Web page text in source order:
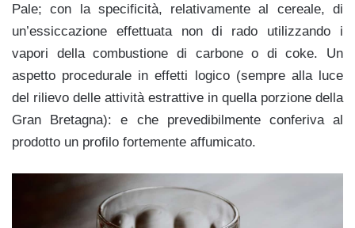
Pale; con la specificità, relativamente al cereale, di
un’essiccazione effettuata non di rado utilizzando i
vapori della combustione di carbone o di coke. Un
aspetto procedurale in effetti logico (sempre alla luce
del rilievo delle attività estrattive in quella porzione della
Gran Bretagna): e che prevedibilmente conferiva al
prodotto un profilo fortemente affumicato.